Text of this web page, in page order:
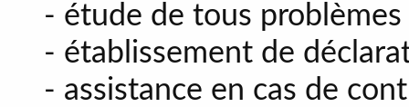
- étude de tous
- établissement de
- assistance en cas de